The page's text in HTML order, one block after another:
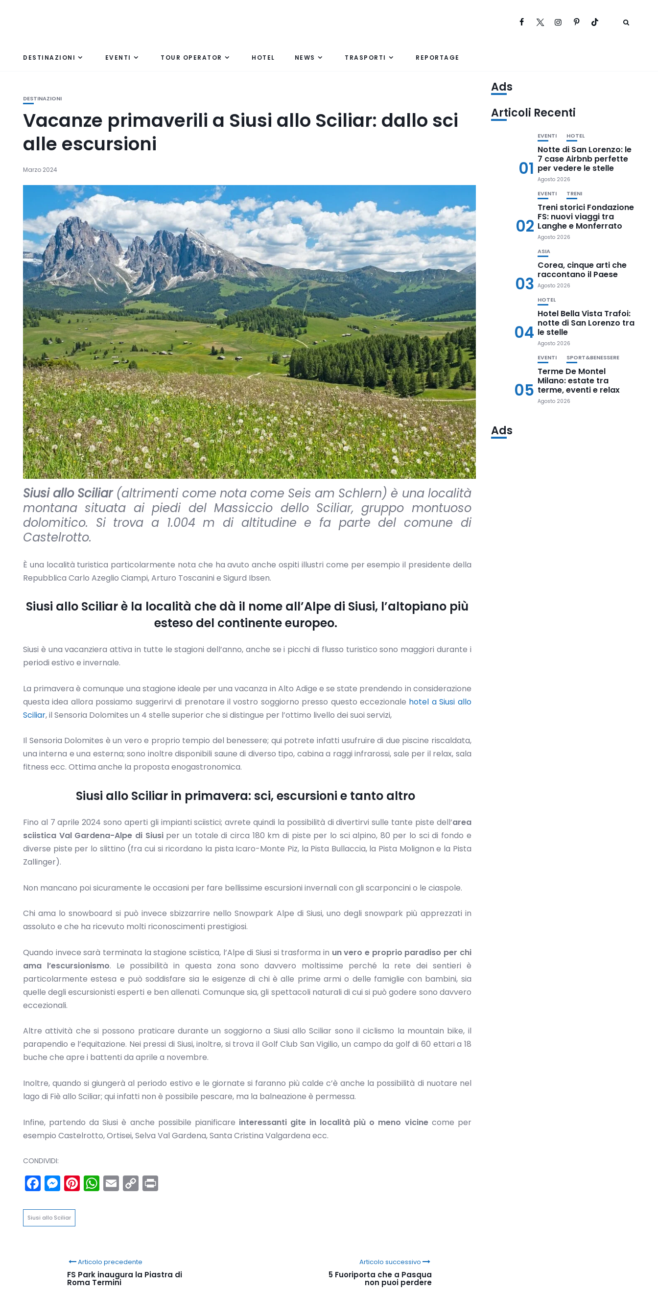
DESTINAZIONI EVENTI TOUR OPERATOR HOTEL NEWS TRASPORTI REPORTAGE
DESTINAZIONI
Vacanze primaverili a Siusi allo Sciliar: dallo sci
alle escursioni
Marzo 2024
Siusi allo Sciliar(altrimenti come nota come Seis am Schlern) è una località
montana situata ai piedi del Massiccio dello Sciliar, gruppo montuoso
dolomitico. Si trova a 1.004 m di altitudine e fa parte del comune di
Castelrotto.
È una località turistica particolarmente nota che ha avuto anche ospiti illustri come per esempio il presidente della
Repubblica Carlo Azeglio Ciampi, Arturo Toscanini e Sigurd Ibsen.
Siusi allo Sciliar è la località che dà il nome all’Alpe di Siusi, l’altopiano più
esteso del continente europeo.
Siusi è una vacanziera attiva in tutte le stagioni dell’anno, anche se i picchi di flusso turistico sono maggiori durante i
periodi estivo e invernale.
La primavera è comunque una stagione ideale per una vacanza in Alto Adige e se state prendendo in considerazione
questa idea allora possiamo suggerirvi di prenotare il vostro soggiorno presso questo eccezionale hotel a Siusi allo
Sciliar, il Sensoria Dolomites un 4 stelle superior che si distingue per l’ottimo livello dei suoi servizi,
Il Sensoria Dolomites è un vero e proprio tempio del benessere; qui potrete infatti usufruire di due piscine riscaldata,
una interna e una esterna; sono inoltre disponibili saune di diverso tipo, cabina a raggi infrarossi, sale per il relax, sala
fitness ecc. Ottima anche la proposta enogastronomica.
Siusi allo Sciliar in primavera: sci, escursioni e tanto altro
Fino al 7 aprile 2024 sono aperti gli impianti sciistici; avrete quindi la possibilità di divertirvi sulle tante piste dell’area
sciistica Val Gardena-Alpe di Siusi per un totale di circa 180 km di piste per lo sci alpino, 80 per lo sci di fondo e
diverse piste per lo slittino (fra cui si ricordano la pista Icaro-Monte Piz, la Pista Bullaccia, la Pista Molignon e la Pista
Zallinger).
Non mancano poi sicuramente le occasioni per fare bellissime escursioni invernali con gli scarponcini o le ciaspole.
Chi ama lo snowboard si può invece sbizzarrire nello Snowpark Alpe di Siusi, uno degli snowpark più apprezzati in
assoluto e che ha ricevuto molti riconoscimenti prestigiosi.
Quando invece sarà terminata la stagione sciistica, l’Alpe di Siusi si trasforma in un vero e proprio paradiso per chi
ama l’escursionismo. Le possibilità in questa zona sono davvero moltissime perché la rete dei sentieri è
particolarmente estesa e può soddisfare sia le esigenze di chi è alle prime armi o delle famiglie con bambini, sia
quelle degli escursionisti esperti e ben allenati. Comunque sia, gli spettacoli naturali di cui si può godere sono davvero
eccezionali.
Altre attività che si possono praticare durante un soggiorno a Siusi allo Sciliar sono il ciclismo la mountain bike, il
parapendio e l’equitazione. Nei pressi di Siusi, inoltre, si trova il Golf Club San Vigilio, un campo da golf di 60 ettari a 18
buche che apre i battenti da aprile a novembre.
Inoltre, quando si giungerà al periodo estivo e le giornate si faranno più calde c’è anche la possibilità di nuotare nel
lago di Fiè allo Sciliar; qui infatti non è possibile pescare, ma la balneazione è permessa.
Infine, partendo da Siusi è anche possibile pianificare interessanti gite in località più o meno vicinecome per
esempio Castelrotto, Ortisei, Selva Val Gardena, Santa Cristina Valgardena ecc.
CONDIVIDI:
Facebook
Messenger
Pinterest
WhatsApp
Email
Copy
Siusi allo Sciliar
Articolo precedente
FS Park inaugura la Piastra di
Roma Termini
Articolo successivo
5 Fuoriporta che a Pasqua
non puoi perdere
Ads
Articoli Recenti
01
EVENTI HOTEL
Notte di San Lorenzo: le
7 case Airbnb perfette
per vedere le stelle
Agosto 2026
02
EVENTI TRENI
Treni storici Fondazione
FS: nuovi viaggi tra
Langhe e Monferrato
Agosto 2026
03
ASIA
Corea, cinque arti che
raccontano il Paese
Agosto 2026
04
HOTEL
Hotel Bella Vista Trafoi:
notte di San Lorenzo tra
le stelle
Agosto 2026
05
EVENTI SPORT&BENESSERE
Terme De Montel
Milano: estate tra
terme, eventi e relax
Agosto 2026
Ads